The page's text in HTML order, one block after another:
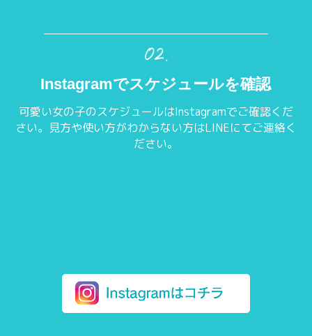
Instagramでスケジュールを確認
可愛い女の子のスケジュールはInstagramでご確認くだ
さい。見方や使い方がわからない方はLINEにてご連絡く
ださい。